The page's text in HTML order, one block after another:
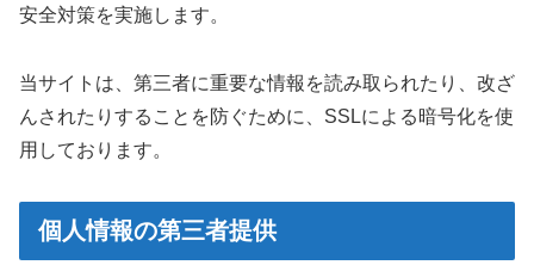
安全対策を実施します。
当サイトは、第三者に重要な情報を読み取られたり、改ざ
んされたりすることを防ぐために、SSLによる暗号化を使
用しております。
個人情報の第三者提供